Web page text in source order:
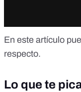
En este artículo
respecto.
Lo que te